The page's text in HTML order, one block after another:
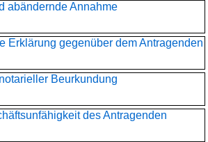
abändernde Annahme
Erklärung gegenüber dem Antragenden
Beurkundung
des Antragenden